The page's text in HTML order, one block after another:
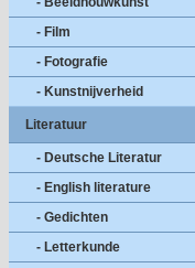
- Film
- Fotografie
- Kunstnijverheid
Literatuur
- Deutsche Literatur
- English literature
- Gedichten
- Letterkunde